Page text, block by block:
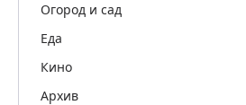
Огород и сад
Еда
Кино
Архив